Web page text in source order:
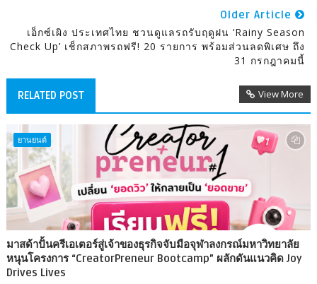
Older Article
เอ็กซ์เผิง ประเทศไทย ชวนดูแลรถรับฤดูฝน ‘Rainy Season
Check Up’ เช็กสภาพรถฟรี! 20 รายการ พร้อมส่วนลดพิเศษ ถึง
31 กรกฎาคมนี้
RELATED POST View More
ยานยนต์
มาสด้าปั้นครีเอเตอร์สู่เจ้าของธุรกิจจับมือจุฬาลงกรณ์มหาวิทยาลัย
หนุนโครงการ “CreatorPreneur Bootcamp” ผลักดันแนวคิด Joy
Drives Lives